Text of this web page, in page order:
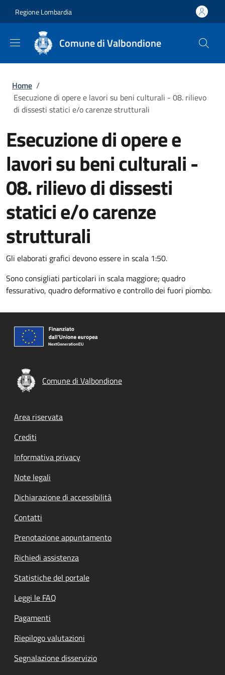
Regione Lombardia
Comune di Valbondione
Briciole di pane
Home /
Esecuzione di opere e lavori su beni culturali - 08. rilievo
di dissesti statici e/o carenze strutturali
Esecuzione di opere e
lavori su beni culturali -
08. rilievo di dissesti
statici e/o carenze
strutturali
Gli elaborati grafici devono essere in scala 1:50.
Sono consigliati particolari in scala maggiore; quadro
fessurativo, quadro deformativo e controllo dei fuori piombo.
Comune di Valbondione
Footer menu
Area riservata
Crediti
Informativa privacy
Note legali
Dichiarazione di accessibilità
Contatti
Prenotazione appuntamento
Richiedi assistenza
Statistiche del portale
Leggi le FAQ
Pagamenti
Riepilogo valutazioni
Segnalazione disservizio